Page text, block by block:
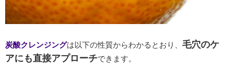
炭酸クレンジングは以下の性質からわかるとおり、 毛穴のケ
アにも直接アプローチできます。